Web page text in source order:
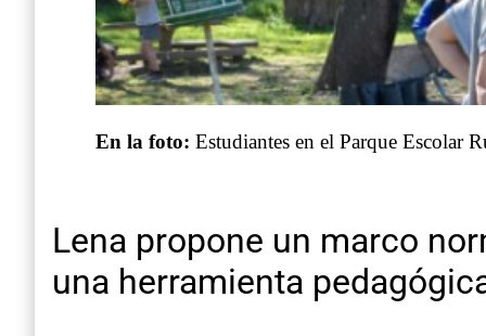
En la foto: Estudiantes en el Parque Escolar
Lena propone un marco
una herramienta